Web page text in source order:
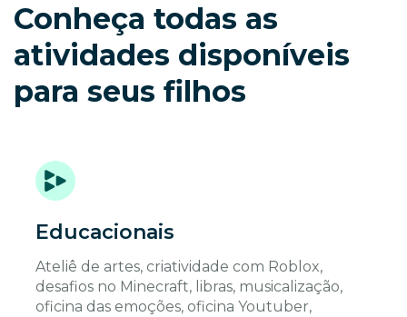
Conheça todas as
atividades disponíveis
para seus filhos
Educacionais
Ateliê de artes, criatividade com Roblox,
desafios no Minecraft, libras, musicalização,
oficina das emoções, oficina Youtuber,